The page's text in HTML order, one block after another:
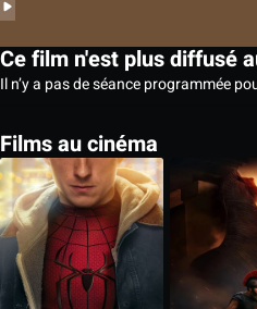
Ce film n'est plus diffusé
Il n’y a pas de séance programmée
Films au cinéma